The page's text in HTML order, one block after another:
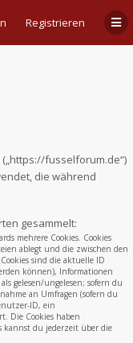
Registrieren
fusselforum.de“)
die während
gesammelt:
mehrere Cookies. Cookies
ablegt und die zwischen den
sind die aktuelle ID
können), Informationen
gelesen/ungelesen; sofern du
an Umfragen (sofern du
ID, ein
Die Cookies haben
kannst du jederzeit über die